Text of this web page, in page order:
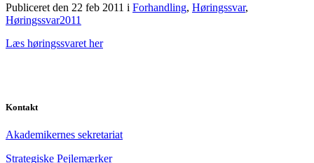
Publiceret den 22 feb 2011 i Forhandling, Høringssvar,
Høringssvar2011
Læs høringssvaret her
Kontakt
Akademikernes sekretariat
Strategiske Pejlemærker